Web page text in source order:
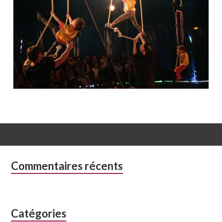
Colonne
Commentaires récents
Catégories